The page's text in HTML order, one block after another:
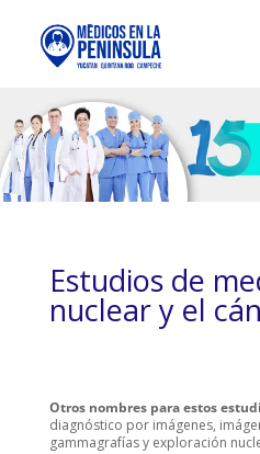
Estudios de
nuclear y el
Otros nombres para estos
diagnóstico por imágenes,
gammagrafías y exploración